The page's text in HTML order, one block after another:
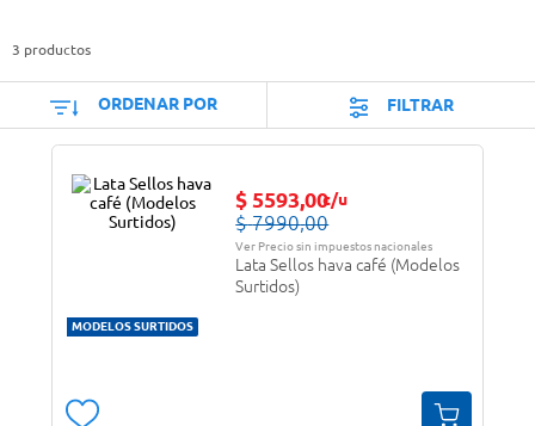
3 productos
ORDENAR POR FILTRAR
MODELOS SURTIDOS
$ 5593,00c/u
$ 7990,00
Ver Precio sin impuestos nacionales
Lata Sellos hava café (Modelos
Surtidos)
Doves